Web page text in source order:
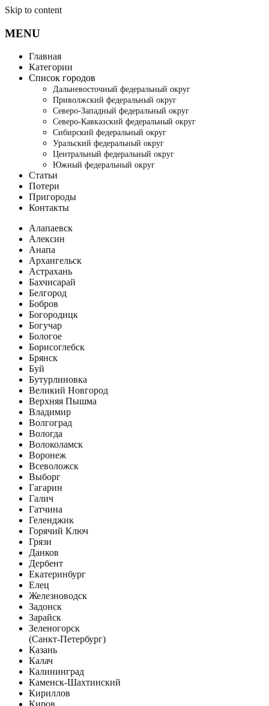
Skip to content
MENU
Главная
Категории
Список городов
Дальневосточный федеральный округ
Приволжский федеральный округ
Северо-Западный федеральный округ
Северо-Кавказский федеральный округ
Сибирский федеральный округ
Уральский федеральный округ
Центральный федеральный округ
Южный федеральный округ
Статьи
Потери
Пригороды
Контакты
Алапаевск
Алексин
Анапа
Архангельск
Астрахань
Бахчисарай
Белгород
Бобров
Богородицк
Богучар
Бологое
Борисоглебск
Брянск
Буй
Бутурлиновка
Великий Новгород
Верхняя Пышма
Владимир
Волгоград
Вологда
Волоколамск
Воронеж
Всеволожск
Выборг
Гагарин
Галич
Гатчина
Геленджик
Горячий Ключ
Грязи
Данков
Дербент
Екатеринбург
Елец
Железноводск
Задонск
Зарайск
Зеленогорск
(Санкт-Петербург)
Казань
Калач
Калининград
Каменск-Шахтинский
Кириллов